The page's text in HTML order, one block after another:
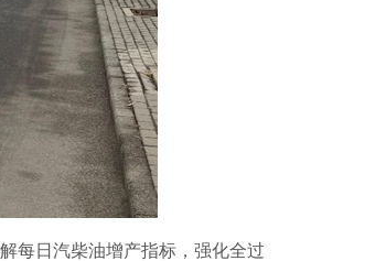
每日汽柴油增产指标，强化全过